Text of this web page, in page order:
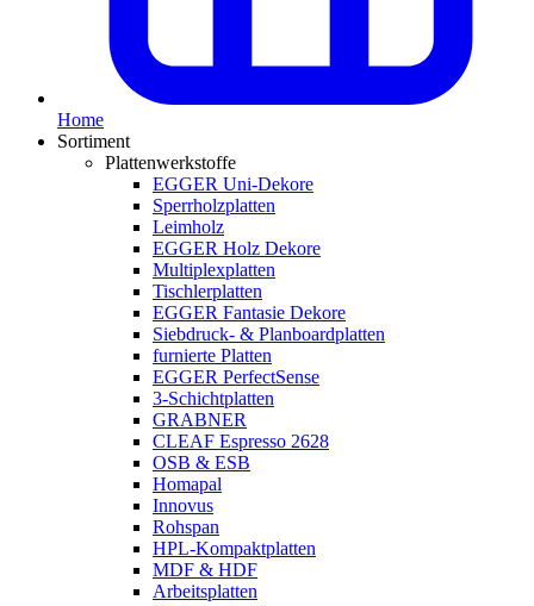
Home
Sortiment
Plattenwerkstoffe
EGGER Uni-Dekore
Sperrholzplatten
Leimholz
EGGER Holz Dekore
Multiplexplatten
Tischlerplatten
EGGER Fantasie Dekore
Siebdruck- & Planboardplatten
furnierte Platten
EGGER PerfectSense
3-Schichtplatten
GRABNER
CLEAF Espresso 2628
OSB & ESB
Homapal
Innovus
Rohspan
HPL-Kompaktplatten
MDF & HDF
Arbeitsplatten